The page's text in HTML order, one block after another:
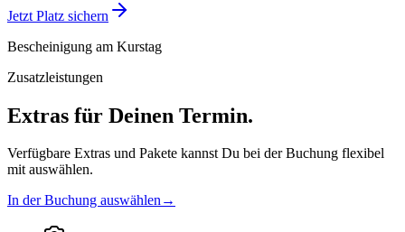
Jetzt Platz sichern
Bescheinigung am Kurstag
Zusatzleistungen
Extras für Deinen Termin.
Verfügbare Extras und Pakete kannst Du bei der Buchung flexibel
mit auswählen.
In der Buchung auswählen→